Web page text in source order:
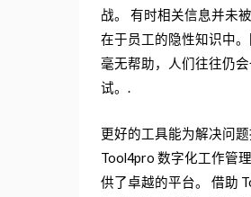
战。 有时相关信息并未
在于员工的隐性知识中
毫无帮助，人们往往仍
试。.
更好的工具能为解决问题
Tool4pro 数字化工作管
供了卓越的平台。 借助